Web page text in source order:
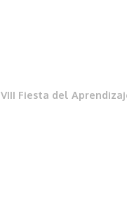
VIII Fiesta del